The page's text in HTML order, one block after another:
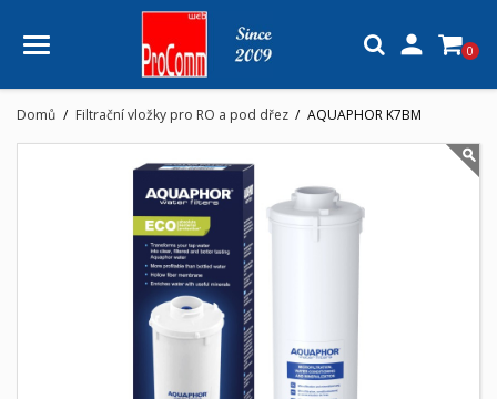
 0
Domů Filtrační vložky pro RO a pod dřez AQUAPHOR K7BM